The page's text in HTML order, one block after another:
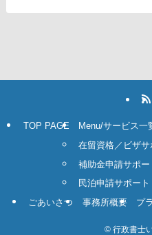
TOP PAGE
Menu/サービス一
在留資格／ビザサ
補助金申請サポー
民泊申請サポート
ごあいさつ 事務所概要 プ
© 行政書士